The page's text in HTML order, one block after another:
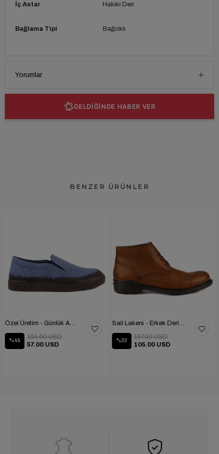
İç Astar Hakiki Deri
Bağlama Tipi Bağcıklı
Yorumlar
GELDİĞİNDE HABER VER
BENZER ÜRÜNLER
%45
57.00 USD
104.00 USD
%33
105.00 USD
157.00 USD